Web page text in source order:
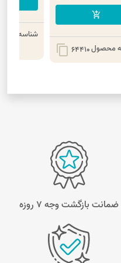
add_shopping_cart
محصول64410
content_copy
شناسه
ضمانت بازگشت وجه ۷ روزه